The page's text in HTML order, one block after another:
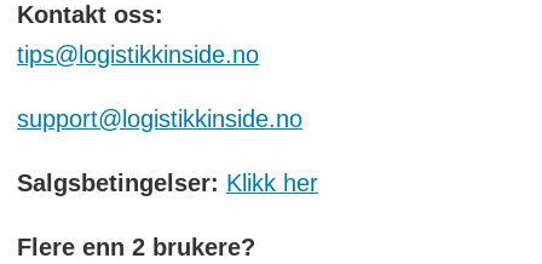
Kontakt oss:
tips@logistikkinside.no
support@logistikkinside.no
Salgsbetingelser: Klikk her
Flere enn 2 brukere?